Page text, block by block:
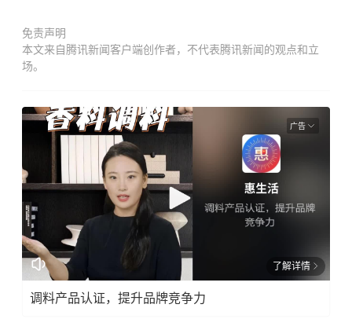
免责声明
本文来自腾讯新闻客户端创作者，不代表腾讯新闻的观点和立
场。
广告
了解详情
调料产品认证，提升品牌竞争力